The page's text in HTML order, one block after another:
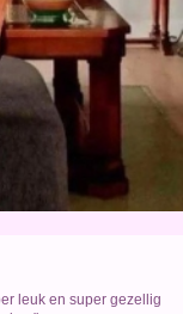
leuk en super gezellig